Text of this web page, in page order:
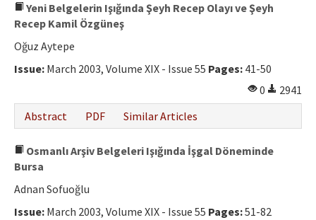
Yeni Belgelerin Işığında Şeyh Recep Olayı ve Şeyh
Recep Kamil Özgüneş
Oğuz Aytepe
Issue: March 2003, Volume XIX - Issue 55 Pages: 41-50
0
2941
Abstract
PDF Similar Articles
Osmanlı Arşiv Belgeleri Işığında İşgal Döneminde
Bursa
Adnan Sofuoğlu
Issue: March 2003, Volume XIX - Issue 55 Pages:51-82